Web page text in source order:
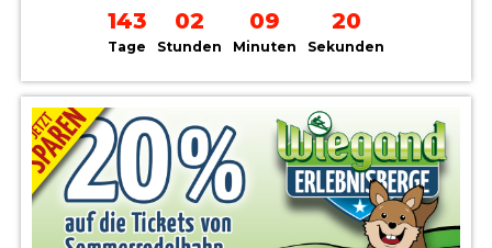
143
Tage
02
Stunden
09
Minuten
19
Sekunden